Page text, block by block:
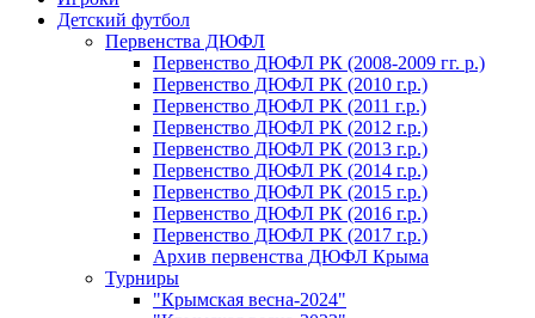
Детский футбол
Первенства ДЮФЛ
Первенство ДЮФЛ РК (2008-2009 гг. р.)
Первенство ДЮФЛ РК (2010 г.р.)
Первенство ДЮФЛ РК (2011 г.р.)
Первенство ДЮФЛ РК (2012 г.р.)
Первенство ДЮФЛ РК (2013 г.р.)
Первенство ДЮФЛ РК (2014 г.р.)
Первенство ДЮФЛ РК (2015 г.р.)
Первенство ДЮФЛ РК (2016 г.р.)
Первенство ДЮФЛ РК (2017 г.р.)
Архив первенства ДЮФЛ Крыма
Турниры
"Крымская весна-2024"